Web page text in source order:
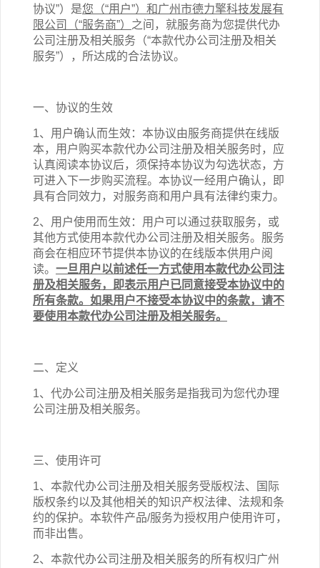
协议”）是您（“用户”）和广州市德力擎科技发展有
限公司（“服务商”） 之间，就服务商为您提供代办
公司注册及相关服务（“本款代办公司注册及相关
服务”），所达成的合法协议。
一、协议的生效
1、用户确认而生效：本协议由服务商提供在线版
本，用户购买本款代办公司注册及相关服务时，应
认真阅读本协议后，须保持本协议为勾选状态，方
可进入下一步购买流程。本协议一经用户确认，即
具有合同效力，对服务商和用户具有法律约束力。
2、用户使用而生效：用户可以通过获取服务 ，或
其他方式使用本款代办公司注册及相关服务。服务
商会在相应环节提供本协议的在线版本供用户阅
读。 一旦用户以前述任一方式使用本款代办公司注
册及相关服务，即表示用户已同意接受本协议中的
所有条款。如果用户不接受本协议中的条款，请不
要使用本款代办公司注册及相关服务。
二、定义
1、代办公司注册及相关服务是指我司为您代办理
公司注册及相关服务。
三、使用许可
1、本款代办公司注册及相关服务受版权法、国际
版权条约以及其他相关的知识产权法律、法规和条
约的保护。本软件产品/服务为授权用户使用许可，
而非出售。
2、本款代办公司注册及相关服务的所有权归广州